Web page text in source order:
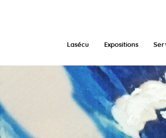
Lasécu Expositions